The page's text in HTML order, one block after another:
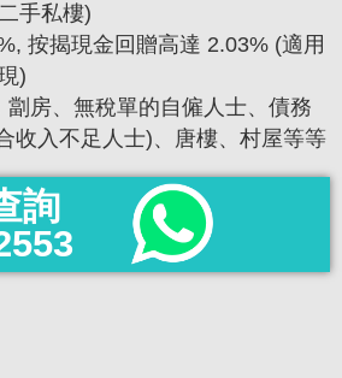
手私樓)
按揭現金回贈高達 2.03% (適用
)
房、無稅單的自僱人士、債務
收入不足人士)、唐樓、村屋等等
詢